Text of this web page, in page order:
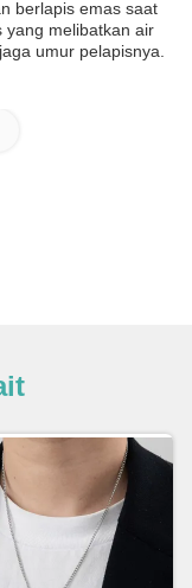
berlapis emas saat
yang melibatkan air
umur pelapisnya.